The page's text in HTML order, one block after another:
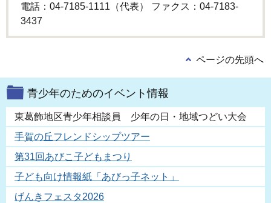
電話：04-7185-1111（代表） ファクス：04-7183-
3437
ページの先頭へ
青少年のためのイベント情報
東葛飾地区青少年相談員 少年の日・地域つどい大会
手賀の丘フレンドシップツアー
第31回あびこ子どもまつり
子ども向け情報紙「あびっ子ネット」
げんきフェスタ2026